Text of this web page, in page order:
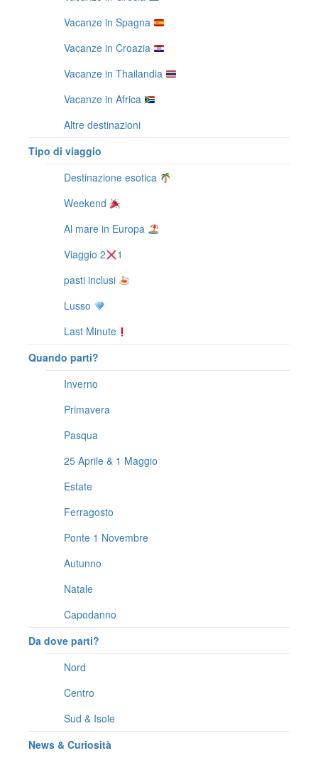
Vacanze in Spagna
Vacanze in Croazia
Vacanze in Thailandia
Vacanze in Africa
Altre destinazioni
Tipo di viaggio
Destinazione esotica
Weekend
Al mare in Europa
Viaggio 2
1
pasti inclusi
Lusso
Last Minute
Quando parti?
Inverno
Primavera
Pasqua
25 Aprile & 1 Maggio
Estate
Ferragosto
Ponte 1 Novembre
Autunno
Natale
Capodanno
Da dove parti?
Nord
Centro
Sud & Isole
News & Curiosità